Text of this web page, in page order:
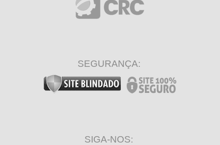
SEGURANÇA:
SIGA-NOS: